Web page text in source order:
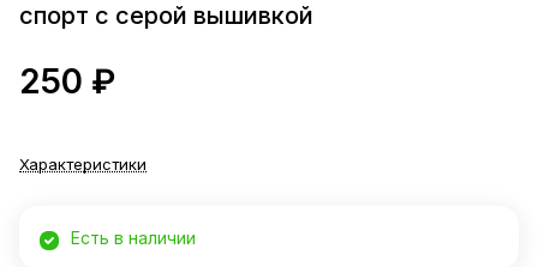
спорт с серой вышивкой
250 ₽
Характеристики
Есть в наличии